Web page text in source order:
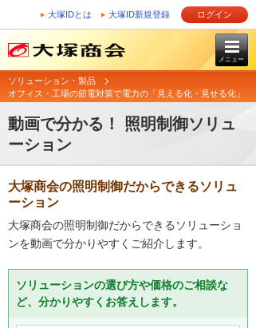
大塚IDとは 大塚ID新規登録 ログイン
メニュー
ソリューション・製品
オフィス・工場の節電対策で電力の「見える化・見せる化」
動画で分かる！ 照明制御ソリュ
ーション
大塚商会の照明制御だからできるソリュ
ーション
大塚商会の照明制御だからできるソリューショ
ンを動画で分かりやすくご紹介します。
ソリューションの選び方や価格のご相談な
ど、分かりやすくお答えします。